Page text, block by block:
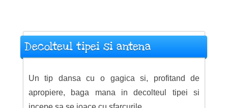
Decolteul tipei si antena
Un tip dansa cu o gagica si, profitand de
apropiere, baga mana in decolteul tipei si